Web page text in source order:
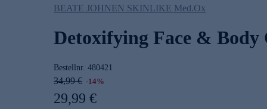
BEATE JOHNEN SKINLIKE Med.Ox
Detoxifying Face & Body
Bestellnr. 480421
34,99 € -14%
29,99 €